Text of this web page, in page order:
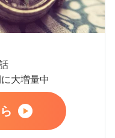
大増量中